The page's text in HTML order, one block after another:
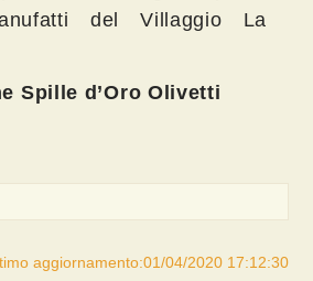
del Villaggio La
Spille d’Oro Olivetti
aggiornamento:01/04/2020 17:12:30